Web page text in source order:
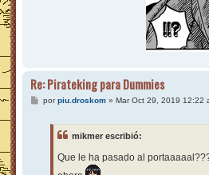
Re: Pirateking para Dummies
Mporpiu.droskom» Mar Oct 29, 2019 12:22
mikmer escribió:
Que le ha pasado al